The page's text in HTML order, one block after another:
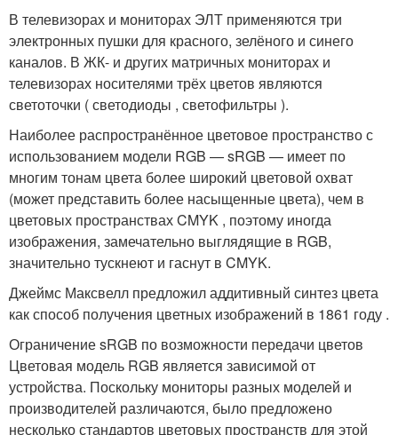
В телевизорах и мониторах ЭЛТ применяются три
электронных пушки для красного, зелёного и синего
каналов. В ЖК- и других матричных мониторах и
телевизорах носителями трёх цветов являются
светоточки ( светодиоды , светофильтры ).
Наиболее распространённое цветовое пространство с
использованием модели RGB — sRGB — имеет по
многим тонам цвета более широкий цветовой охват
(может представить более насыщенные цвета), чем в
цветовых пространствах CMYK , поэтому иногда
изображения, замечательно выглядящие в RGB,
значительно тускнеют и гаснут в CMYK.
Джеймс Максвелл предложил аддитивный синтез цвета
как способ получения цветных изображений в 1861 году .
Ограничение sRGB по возможности передачи цветов
Цветовая модель RGB является зависимой от
устройства. Поскольку мониторы разных моделей и
производителей различаются, было предложено
несколько стандартов цветовых пространств для этой